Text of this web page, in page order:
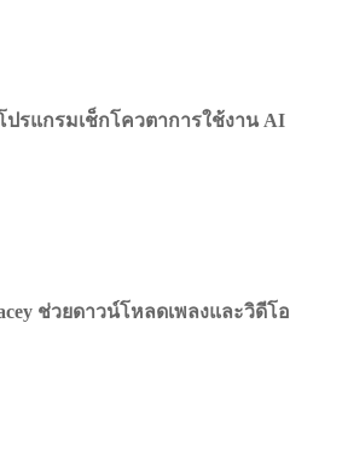
ปรแกรมเช็กโควตาการใช้งาน AI
ช่วยดาวน์โหลดเพลงและวิดีโอ